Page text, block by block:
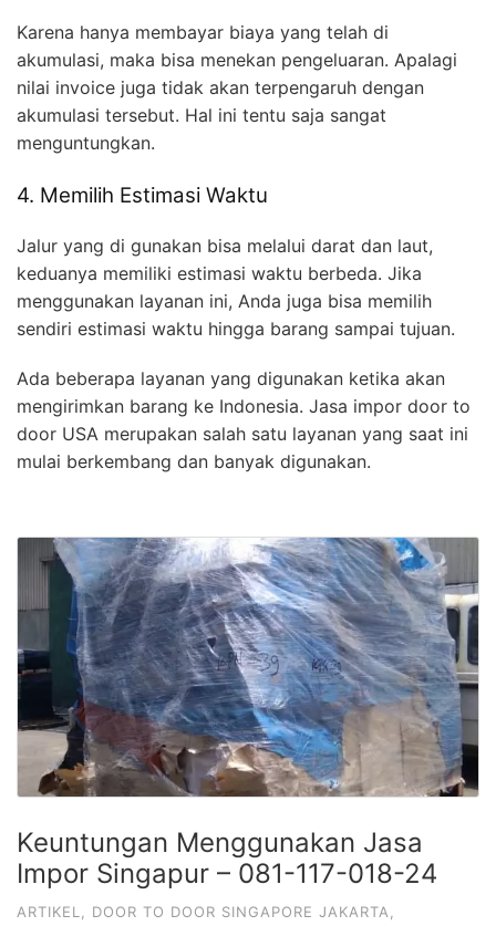
Karena hanya membayar biaya yang telah di
akumulasi, maka bisa menekan pengeluaran. Apalagi
nilai invoice juga tidak akan terpengaruh dengan
akumulasi tersebut. Hal ini tentu saja sangat
menguntungkan.
4. Memilih Estimasi Waktu
Jalur yang di gunakan bisa melalui darat dan laut,
keduanya memiliki estimasi waktu berbeda. Jika
menggunakan layanan ini, Anda juga bisa memilih
sendiri estimasi waktu hingga barang sampai tujuan.
Ada beberapa layanan yang digunakan ketika akan
mengirimkan barang ke Indonesia. Jasa impor door to
door USA merupakan salah satu layanan yang saat ini
mulai berkembang dan banyak digunakan.
Keuntungan Menggunakan Jasa
Impor Singapur – 081-117-018-24
ARTIKEL DOOR TO DOOR SINGAPORE JAKARTA